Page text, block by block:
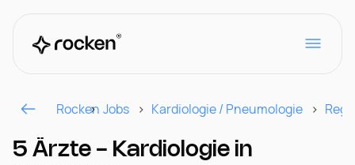
Für Arbeitgeber
Rocken Jobs Kardiologie / Pneumologie
5 Ärzte - Kardiologie in